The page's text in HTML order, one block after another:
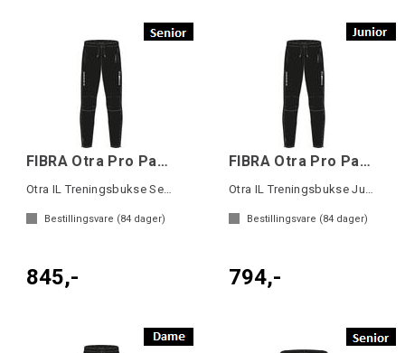
FIBRA Otra Pro Pant SR
Otra IL Treningsbukse Senior
Bestillingsvare (84 dager)
845,-
FIBRA Otra Pro Pant JR
Otra IL Treningsbukse Junior
Bestillingsvare (84 dager)
794,-